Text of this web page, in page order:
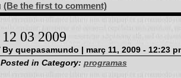
(Be the first to comment)
12 03 2009
By quepasamundo | març 11, 2009 - 12:23
Posted in Category: programas